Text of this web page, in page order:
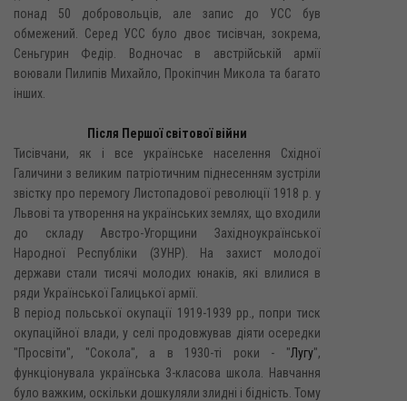
понад 50 добровольців, але запис до УСС був
обмежений. Серед УСС було двоє тисівчан, зокрема,
Сеньгурин Федір. Водночас в австрійській армії
воювали Пилипів Михайло, Прокіпчин Микола та багато
інших.
Після Першої світової війни
Тисівчани, як і все українське населення Східної
Галичини з великим патріотичним піднесенням зустріли
звістку про перемогу Листопадової революції 1918 p. y
Львові та утворення на українських землях, що входили
до складу Австро-Угорщини Західноукраїнської
Народної Республіки (ЗУНР). На захист молодої
держави стали тисячі молодих юнаків, які влилися в
ряди Української Галицької армії.
В період польської окупації 1919-1939 pp., попри тиск
окупаційної влади, у селі продовжував діяти осередки
"Просвіти", "Сокола", а в 1930-ті роки - "Лугу",
функціонувала українська 3-класова школа. Навчання
було важким, оскільки дошкуляли злидні і бідність. Тому